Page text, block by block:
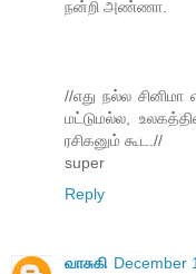
நன்றி அண்ணா.
//எது நல்ல
மட்டுமல்ல,
ரசிகனும் கூட.//
super
Reply
வாசுகி December